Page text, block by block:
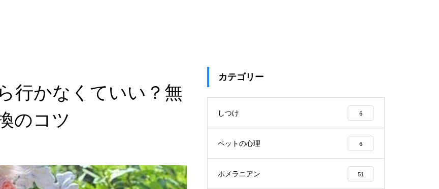
行かなくていい？無
のコツ
カテゴリー
しつけ 6
ペットの心理 6
ポメラニアン 51